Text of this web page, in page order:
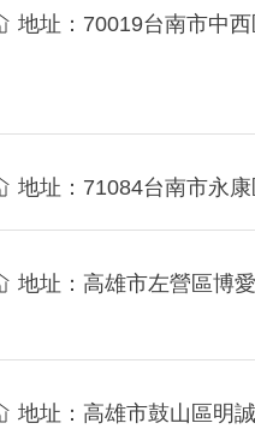
地址：70019台南市中
地址：71084台南市永
地址：高雄市左營區博
地址：高雄市鼓山區明